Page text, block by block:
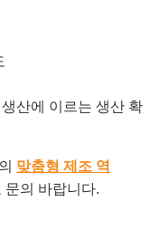
산에 이르는 생산 확
맞춤형 제조 역
문의 바랍니다.